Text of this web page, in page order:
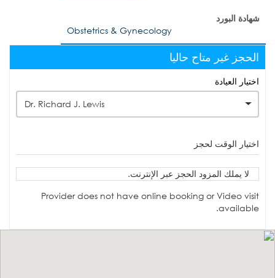
شهادة البورد
Obstetrics & Gynecology
الحجز غير متاح حاليا
اختيار العيادة
Dr. Richard J. Lewis
اختيار الوقت لحجز
لا يملك المزود الحجز عبر الإنترنت.
Provider does not have online booking or Video visit
available.